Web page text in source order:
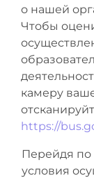
о нашей
Чтобы
камеру
https://
Перейдя по
условия